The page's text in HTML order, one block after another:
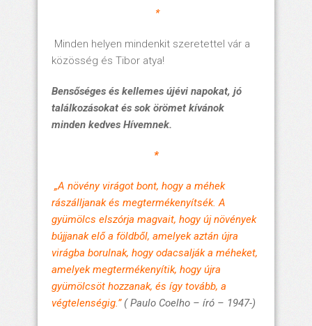
*
Minden helyen mindenkit szeretettel vár a
közösség és Tibor atya!
Bensőséges és kellemes újévi napokat, jó
találkozásokat és sok örömet kívánok
minden kedves Hívemnek.
*
„A növény virágot bont, hogy a méhek
rászálljanak és megtermékenyítsék. A
gyümölcs elszórja magvait, hogy új növények
bújjanak elő a földből, amelyek aztán újra
virágba borulnak, hogy odacsalják a méheket,
amelyek megtermékenyítik, hogy újra
gyümölcsöt hozzanak, és így tovább, a
végtelenségig.”( Paulo Coelho – író – 1947-)